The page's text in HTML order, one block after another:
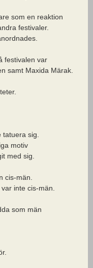
som en reaktion
festivaler.
festivalen var
samt Maxida Märak.
sig.
motiv
med sig.
cis-män.
inte cis-män.
som män